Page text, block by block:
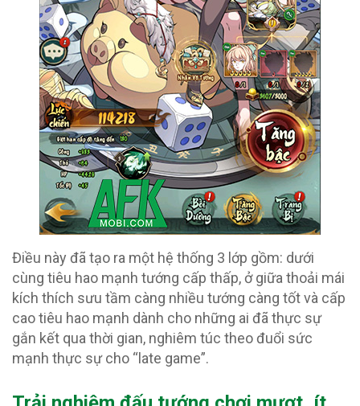
Điều này đã tạo ra một hệ thống 3 lớp gồm: dưới
cùng tiêu hao mạnh tướng cấp thấp, ở giữa thoải mái
kích thích sưu tầm càng nhiều tướng càng tốt và cấp
cao tiêu hao mạnh dành cho những ai đã thực sự
gắn kết qua thời gian, nghiêm túc theo đuổi sức
mạnh thực sự cho “late game”.